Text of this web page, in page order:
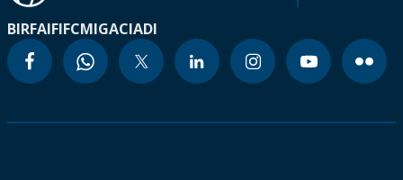
BIRFAIFIFCMIGACIADI